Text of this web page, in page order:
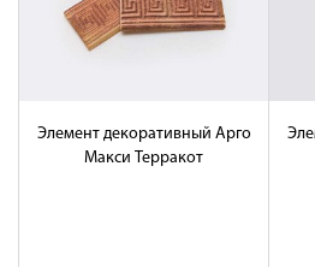
Элемент декоративный Арго
Макси Терракот